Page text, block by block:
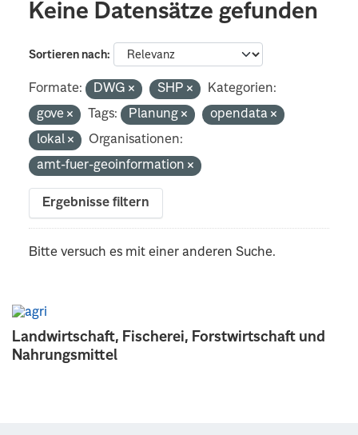
Landwirtschaft, Fischerei, Forstwirtschaft und
Nahrungsmittel
Keine Datensätze gefunden
Sortieren nach
Formate: DWG SHP
Kategorien:
gove
Tags: Planung
opendata
lokal
Organisationen:
amt-fuer-geoinformation
Ergebnisse filtern
Bitte versuch es mit einer anderen Suche.